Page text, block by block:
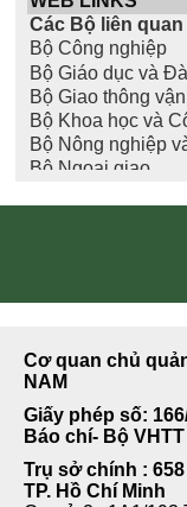
Cơ quan chủ
NAM
Giấy phép số:
Báo chí- Bộ VHTT
Trụ sở chính :
TP. Hồ Chí Minh